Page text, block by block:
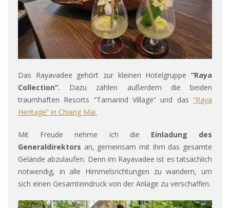
Das Rayavadee gehört zur kleinen Hotelgruppe “Raya
Collection”. Dazu zählen außerdem die beiden
traumhaften Resorts “Tamarind Village” und das “Raya
Heritage” in Chiang Mai.
Mit Freude nehme ich die Einladung des
Generaldirektors an, gemeinsam mit ihm das gesamte
Gelände abzulaufen. Denn im Rayavadee ist es tatsächlich
notwendig, in alle Himmelsrichtungen zu wandern, um
sich einen Gesamteindruck von der Anlage zu verschaffen.